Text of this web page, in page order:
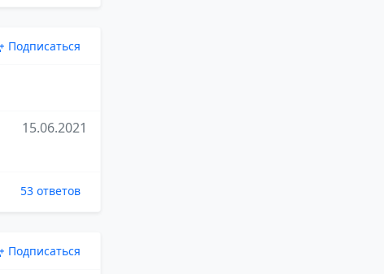
Подписаться
15.06.2021
53 ответов
Подписаться